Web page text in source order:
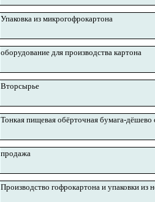
Упаковка из микрогофрокартона
оборудование для производства картона
Вторсырье
Тонкая пищевая обёрточная бумага-дёшево
продажа
Производство гофрокартона и упаковки из